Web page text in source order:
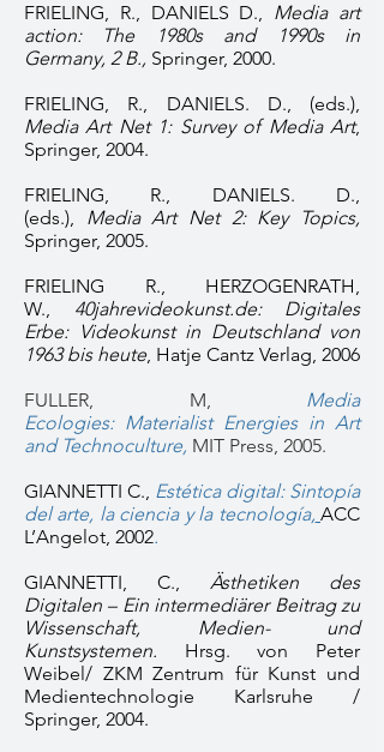
FRIELING, R., DANIELS D., Media art
action: The 1980s and 1990s in
Germany, 2 B., Springer, 2000.
FRIELING, R., DANIELS. D., (eds.),
Media Art Net 1: Survey of Media Art,
Springer, 2004.
FRIELING, R., DANIELS. D.,
(eds.), Media Art Net 2: Key Topics,
Springer, 2005.
FRIELING R., HERZOGENRATH,
W., 40jahrevideokunst.de: Digitales
Erbe: Videokunst in Deutschland von
1963 bis heute, Hatje Cantz Verlag, 2006
FULLER, M, Media
Ecologies: Materialist Energies in Art
and Technoculture, MIT Press, 2005.
GIANNETTI C., Estética digital: Sintopía
del arte, la ciencia y la tecnología, ACC
L’Angelot, 2002.
GIANNETTI, C., Ästhetiken des
Digitalen – Ein intermediärer Beitrag zu
Wissenschaft, Medien- und
Kunstsystemen. Hrsg. von Peter
Weibel/ ZKM Zentrum für Kunst und
Medientechnologie Karlsruhe /
Springer, 2004.